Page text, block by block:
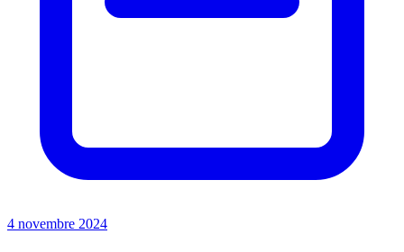
4 novembre 2024